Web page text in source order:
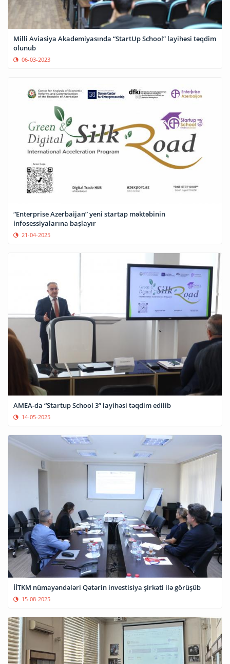
Milli Aviasiya Akademiyasında “StartUp School” layihəsi təqdim
olunub
06-03-2023
“Enterprise Azerbaijan” yeni startap məktəbinin
infosessiyalarına başlayır
21-04-2025
AMEA-da “Startup School 3” layihəsi təqdim edilib
14-05-2025
İİTKM nümayəndələri Qətərin investisiya şirkəti ilə görüşüb
15-08-2025